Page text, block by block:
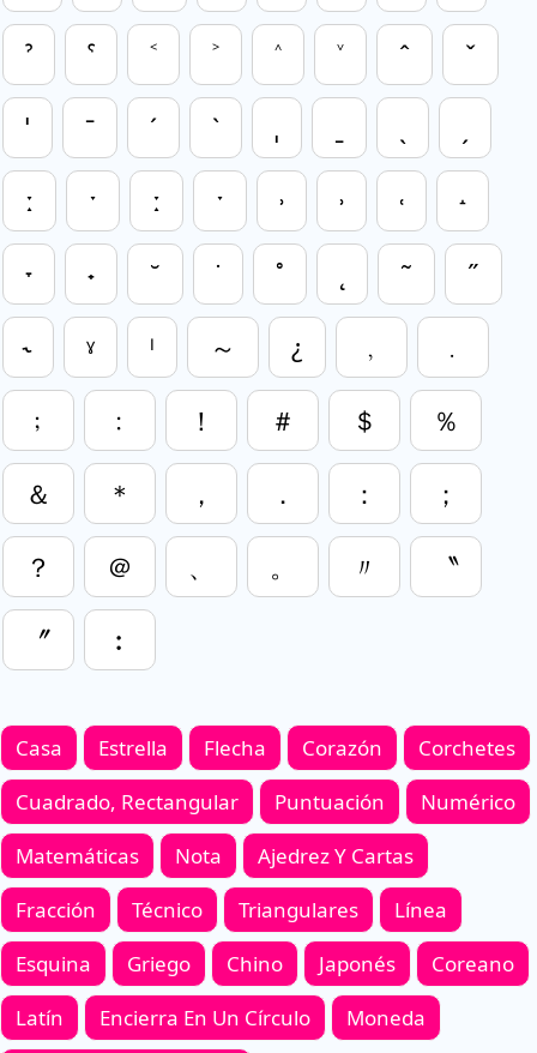
ˀ ˁ ˂ ˃ ˄ ˅ ˆ ˇ
ˈ ˉ ˊ ˋ ˌ
ː ˑ ː ˑ ˒ ˒ ˓ ˔
˕ ˖ ˘ ˙ ˚ ˛ ˜ ˝
˞ ˠ ˡ ～ ¿ ﹐ ﹒
﹔ ﹕ ！ ＃ ＄ ％
＆ ＊ ， ． ： ；
？ ＠ 、 。 〃 〝
〞 ︰
Casa Estrella Flecha Corazón
Corchetes
Cuadrado, Rectangular
Puntuación
Numérico
Matemáticas
Nota
Ajedrez Y Cartas
Fracción
Técnico Triangulares
Línea
Esquina
Griego Chino Japonés
Coreano
Latín
Encierra En Un Círculo Moneda